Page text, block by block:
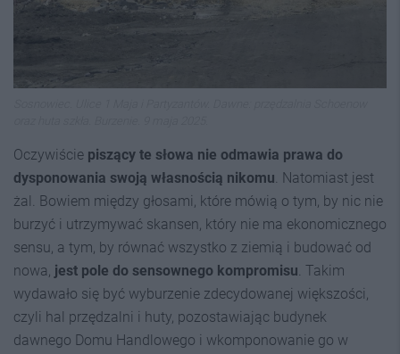
Oczywiście piszący te słowa nie odmawia prawa do
dysponowania swoją własnością nikomu. Natomiast jest
żal. Bowiem między głosami, które mówią o tym, by nic nie
burzyć i utrzymywać skansen, który nie ma ekonomicznego
sensu, a tym, by równać wszystko z ziemią i budować od
nowa, jest pole do sensownego kompromisu. Takim
wydawało się być wyburzenie zdecydowanej większości,
czyli hal przędzalni i huty, pozostawiając budynek
dawnego Domu Handlowego i wkomponowanie go w